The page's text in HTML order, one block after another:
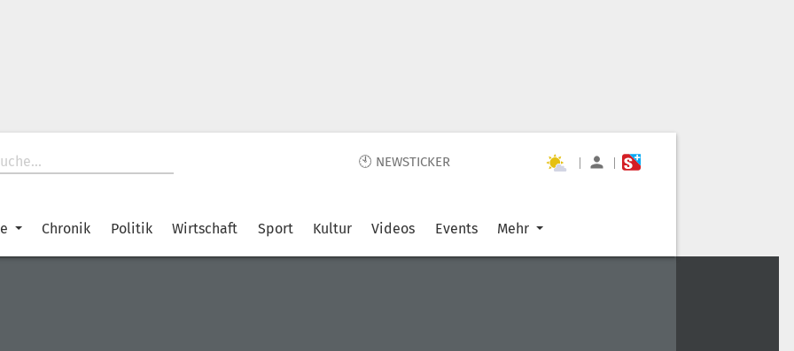
🕙 NEWSTICKER | |
Chronik Politik Wirtschaft Sport Kultur Videos Events Mehr